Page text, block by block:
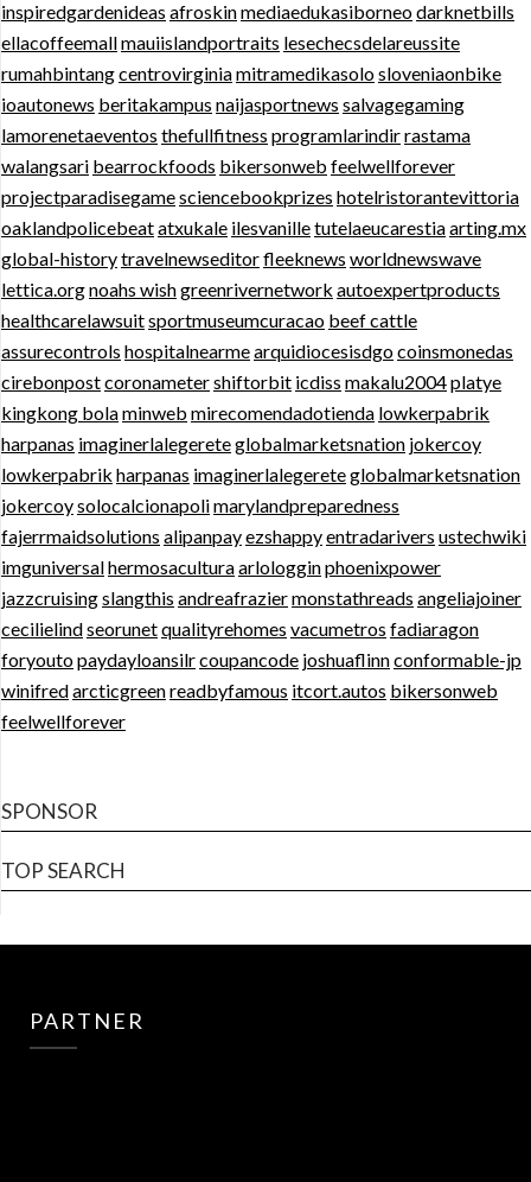
inspiredgardenideas afroskinmediaedukasiborneodarknetbills
ellacoffeemallmauiislandportraits lesechecsdelareussite
rumahbintangcentrovirginiamitramedikasolosloveniaonbike
ioautonews beritakampus naijasportnews salvagegaming
lamorenetaeventos thefullfitness programlarindirrastama
walangsari bearrockfoods bikersonweb feelwellforever
projectparadisegamesciencebookprizes hotelristorantevittoria
oaklandpolicebeatatxukale ilesvanilletutelaeucarestiaarting.mx
global-historytravelnewseditorfleeknews worldnewswave
lettica.orgnoahs wishgreenrivernetwork autoexpertproducts
healthcarelawsuitsportmuseumcuracao beef cattle
assurecontrols hospitalnearmearquidiocesisdgocoinsmonedas
cirebonpostcoronametershiftorbit icdiss makalu2004platye
kingkong bolaminweb mirecomendadotienda lowkerpabrik
harpanas imaginerlalegereteglobalmarketsnation jokercoy
lowkerpabrik harpanas imaginerlalegereteglobalmarketsnation
jokercoysolocalcionapolimarylandpreparedness
fajerrmaidsolutions alipanpayezshappyentradarivers ustechwiki
imguniversalhermosaculturaarlologginphoenixpower
jazzcruisingslangthis andreafraziermonstathreads angeliajoiner
cecilielindseorunetqualityrehomes vacumetros fadiaragon
foryoutopaydayloansilrcoupancode joshuaflinnconformable-jp
winifredarcticgreenreadbyfamous itcort.autos bikersonweb
feelwellforever
SPONSOR
TOP SEARCH
PARTNER